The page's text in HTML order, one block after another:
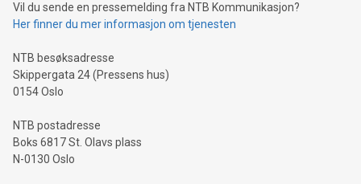
Vil du sende en pressemelding fra NTB Kommunikasjon?
Her finner du mer informasjon om tjenesten
NTB besøksadresse
Skippergata 24 (Pressens hus)
0154 Oslo
NTB postadresse
Boks 6817 St. Olavs plass
N-0130 Oslo